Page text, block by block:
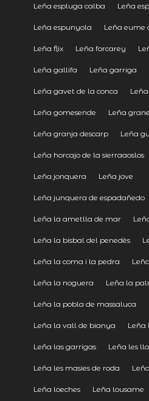
Leña espluga calba Leña
Leña espunyola Leña eume
Leña flix Leña forcarey
Leña gallifa Leña garriga
Leña gavet de la conca
Leña gomesende Leña
Leña granja descarp Leña
Leña horcajo de la sierraaoslos
Leña jonquera Leña jove
Leña junquera de espadañedo
Leña la ametlla de mar
Leña la bisbal del penedès
Leña la coma i la pedra
Leña la noguera Leña la
Leña la pobla de massaluca
Leña la vall de bianya Leña
Leña las garrigas Leña les
Leña les masies de roda
Leña loeches Leña lousame